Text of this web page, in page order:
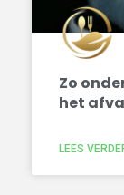
Zo
het
LEES